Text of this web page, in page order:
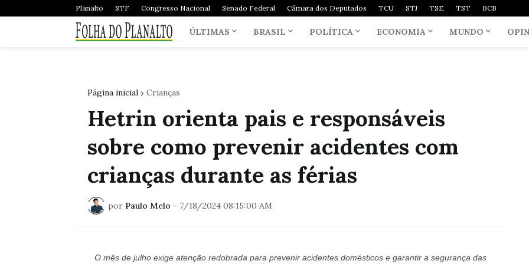
Planalto STF Congresso Nacional Senado Federal Câmara dos Deputados TCU STJ TSE TST BCB
ÚLTIMAS BRASIL POLÍTICA ECONOMIA MUNDO
Página inicial Crianças
Hetrin orienta pais e responsáveis
sobre como prevenir acidentes com
crianças durante as férias
por Paulo Melo - 7/18/2024 08:15:00 AM
O mês de julho exige atenção redobrada para prevenir acidentes domésticos e garantir a segurança das